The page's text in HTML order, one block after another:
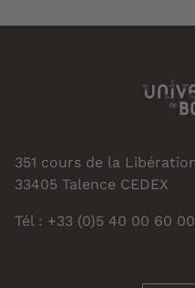
351 cours de la
33405 Talence CEDEX
Tél : +33 (0)5 40 00 60 00